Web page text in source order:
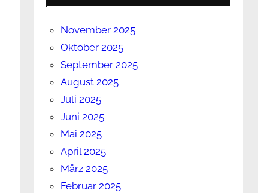
November 2025
Oktober 2025
September 2025
August 2025
Juli 2025
Juni 2025
Mai 2025
April 2025
März 2025
Februar 2025